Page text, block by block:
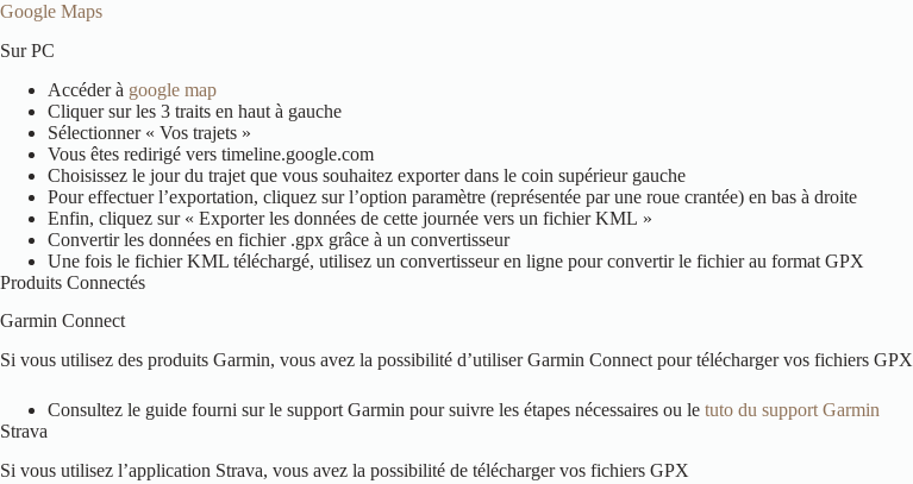
Google Maps
Sur PC
Accéder à google map
Cliquer sur les 3 traits en haut à gauche
Sélectionner « Vos trajets »
Vous êtes redirigé vers timeline.google.com
Choisissez le jour du trajet que vous souhaitez exporter dans le coin supérieur gauche
Pour effectuer l’exportation, cliquez sur l’option paramètre (représentée par une roue crantée) en bas à droite
Enfin, cliquez sur « Exporter les données de cette journée vers un fichier KML »
Convertir les données en fichier .gpx grâce à un convertisseur
Une fois le fichier KML téléchargé, utilisez un convertisseur en ligne pour convertir le fichier au format GPX
Produits Connectés
Garmin Connect
Si vous utilisez des produits Garmin, vous avez la possibilité d’utiliser Garmin Connect pour télécharger vos fichiers GPX
Consultez le guide fourni sur le support Garmin pour suivre les étapes nécessaires ou le tuto du support Garmin
Strava
Si vous utilisez l’application Strava, vous avez la possibilité de télécharger vos fichiers GPX